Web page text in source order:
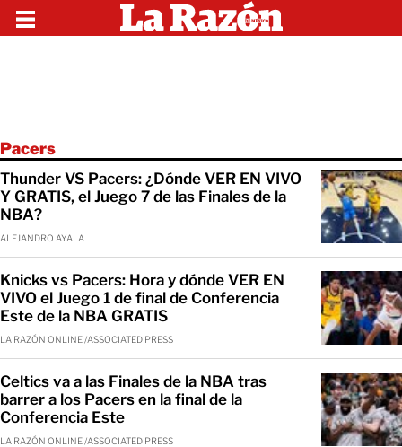
Pacers
Thunder VS Pacers: ¿Dónde VER EN VIVO
Y GRATIS, el Juego 7 de las Finales de la
NBA?
ALEJANDRO AYALA
Knicks vs Pacers: Hora y dónde VER EN
VIVO el Juego 1 de final de Conferencia
Este de la NBA GRATIS
LA RAZÓN ONLINE /ASSOCIATED PRESS
Celtics va a las Finales de la NBA tras
barrer a los Pacers en la final de la
Conferencia Este
LA RAZÓN ONLINE /ASSOCIATED PRESS